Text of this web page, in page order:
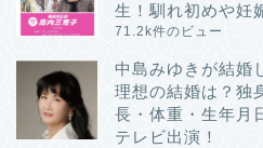
生！馴れ初めや妊
71.2k件のビュー
中島みゆきが結婚
理想の結婚は？独
長・体重・生年月
テレビ出演！